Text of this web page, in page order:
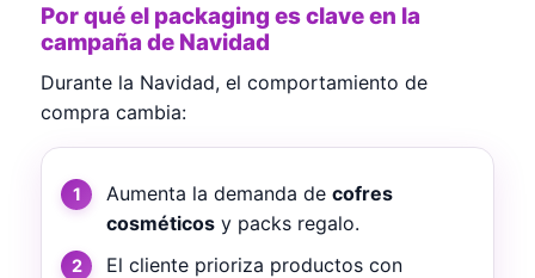
Por qué el packaging es clave en la
campaña de Navidad
Durante la Navidad, el comportamiento de
compra cambia:
Aumenta la demanda de cofres
cosméticos y packs regalo.
El cliente prioriza productos con